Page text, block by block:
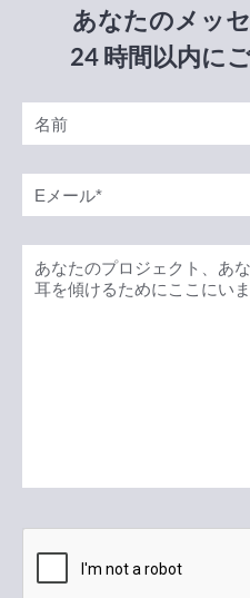
あなたのメッ
24 時間以内に